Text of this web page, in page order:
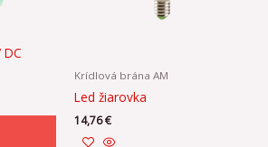
Krídlová brána AM
Led žiarovka
14,76€